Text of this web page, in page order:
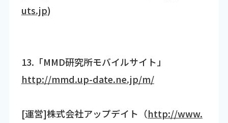
uts.jp)
13.「MMD研究所モバイルサイト」
http://mmd.up-date.ne.jp/m/
[運営]株式会社アップデイト（http://www.